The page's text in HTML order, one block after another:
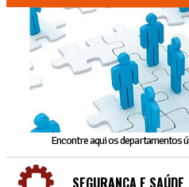
Encontre aqui os departamentos
SEGURANÇA E SAÚDE